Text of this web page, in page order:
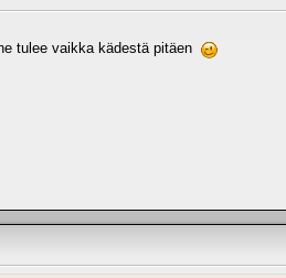
tulee vaikka kädestä pitäen